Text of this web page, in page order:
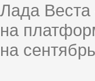
Лада
на
на